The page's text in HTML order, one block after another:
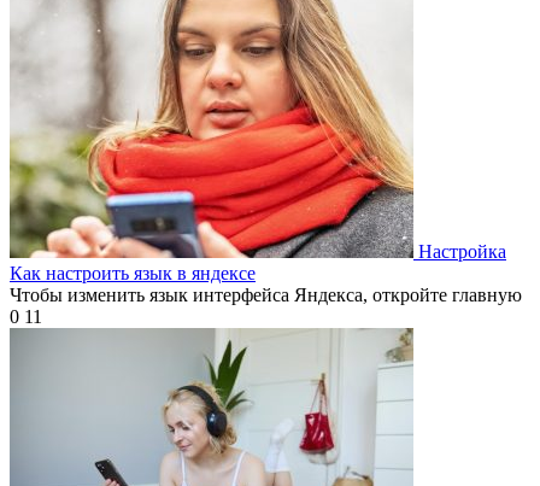
Настройка
Как настроить язык в яндексе
Чтобы изменить язык интерфейса Яндекса, откройте главную
0 11